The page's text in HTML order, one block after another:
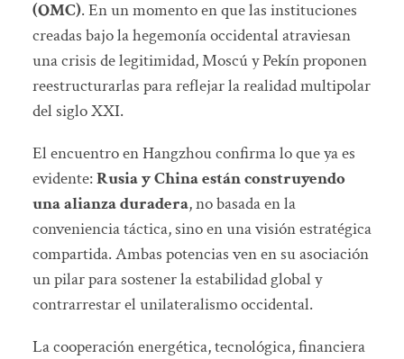
(OMC). En un momento en que las instituciones
creadas bajo la hegemonía occidental atraviesan
una crisis de legitimidad, Moscú y Pekín proponen
reestructurarlas para reflejar la realidad multipolar
del siglo XXI.
El encuentro en Hangzhou confirma lo que ya es
evidente:Rusia y China están construyendo
una alianza duradera, no basada en la
conveniencia táctica, sino en una visión estratégica
compartida. Ambas potencias ven en su asociación
un pilar para sostener la estabilidad global y
contrarrestar el unilateralismo occidental.
La cooperación energética, tecnológica, financiera